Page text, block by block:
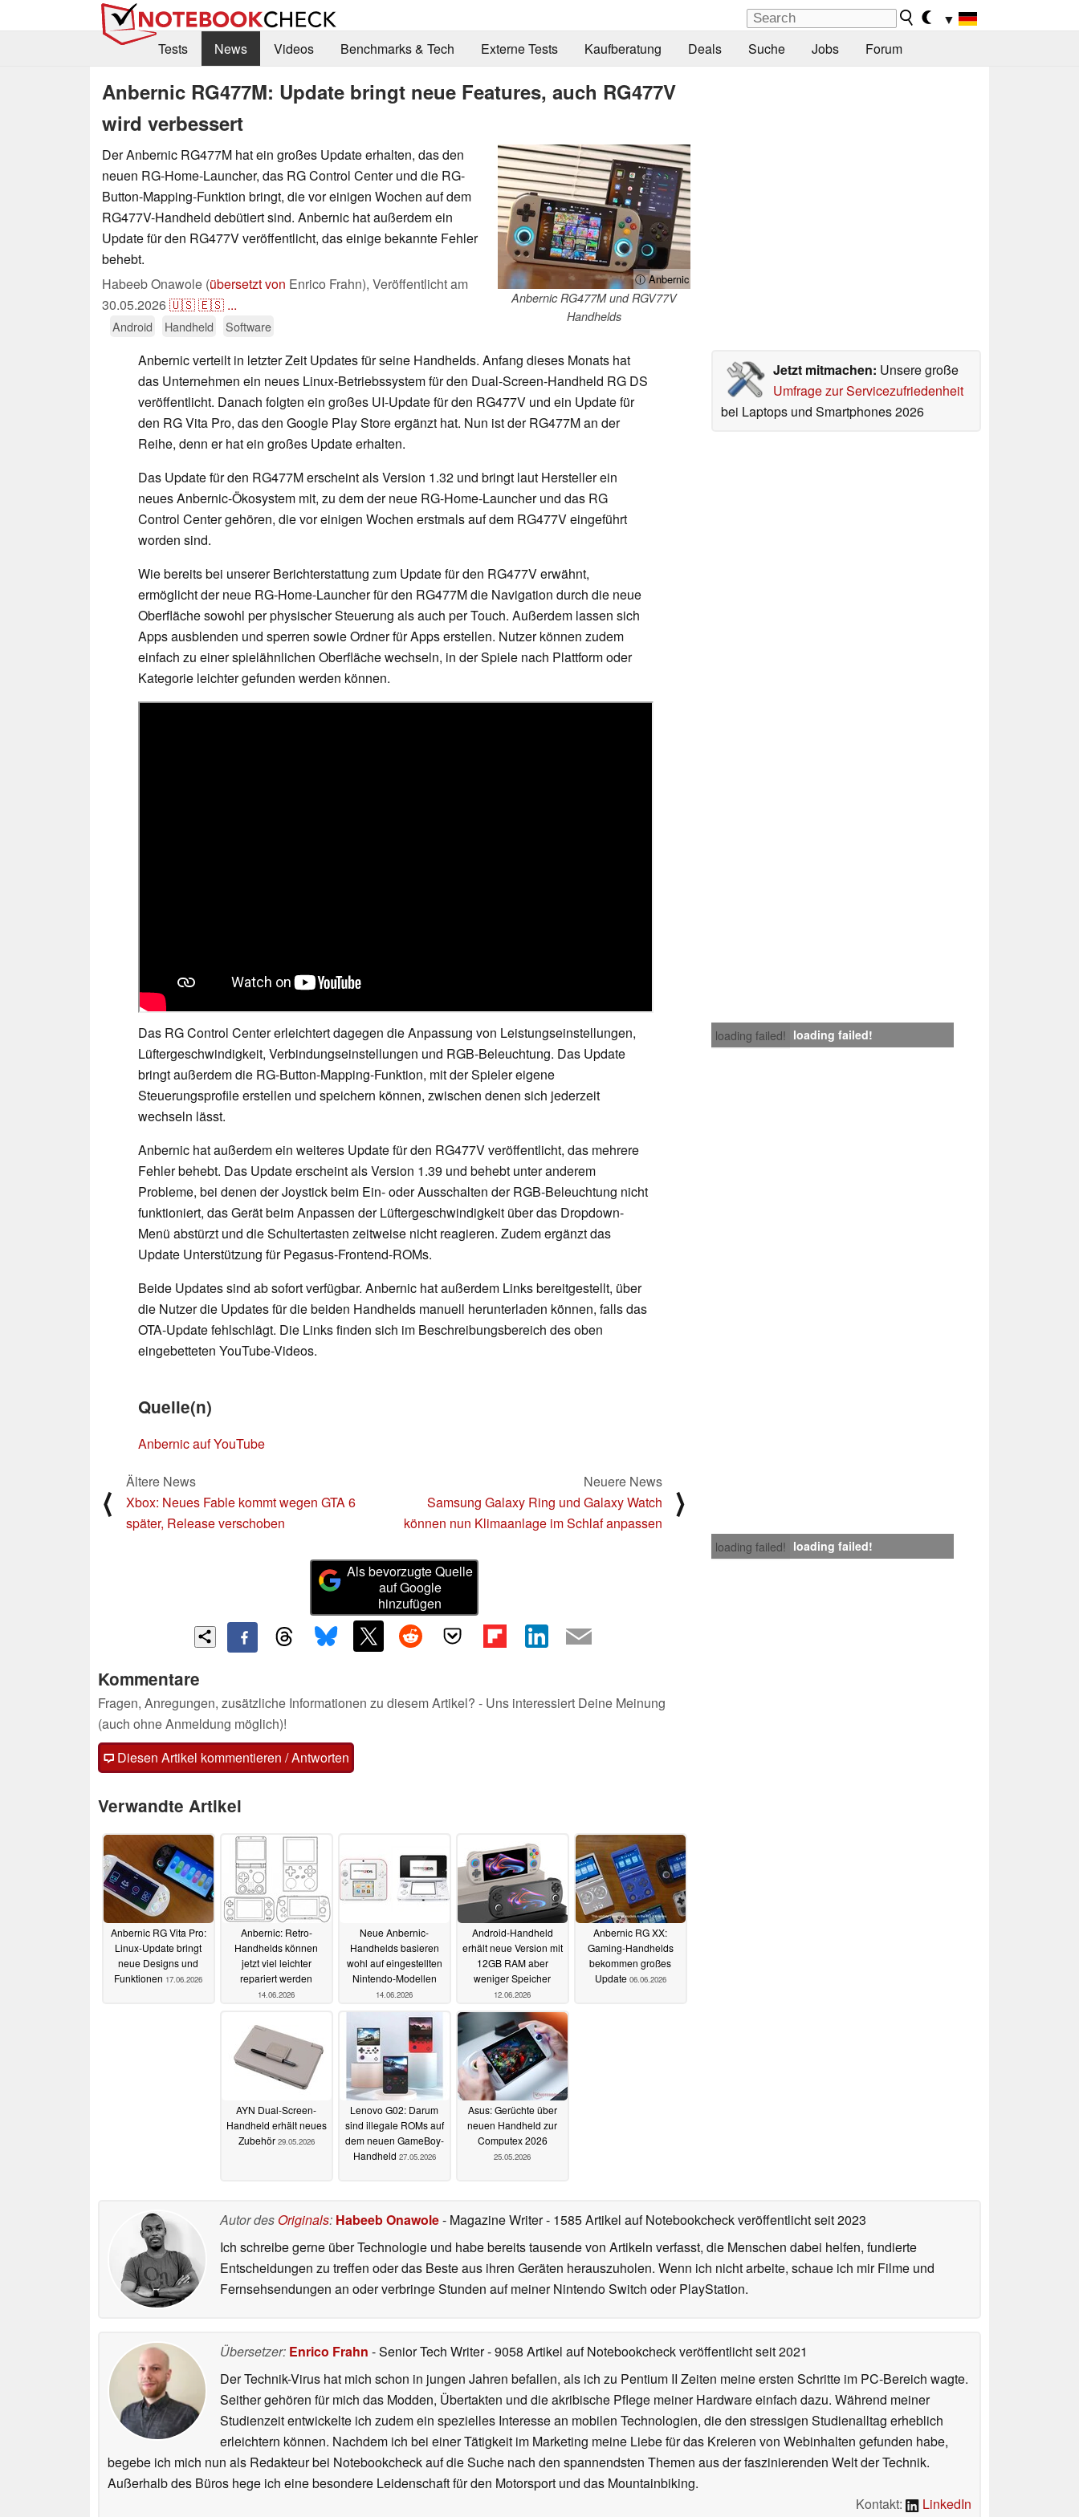
▼
Tests
News Videos Benchmarks & Tech Externe Tests Kaufberatung Deals Suche Jobs Forum
Anbernic RG477M: Update bringt neue Features, auch RG477V
wird verbessert
ⓘ Anbernic
Anbernic RG477M und RGV77V
Handhelds
Der Anbernic RG477M hat ein großes Update erhalten, das den
neuen RG-Home-Launcher, das RG Control Center und die RG-
Button-Mapping-Funktion bringt, die vor einigen Wochen auf dem
RG477V-Handheld debütiert sind. Anbernic hat außerdem ein
Update für den RG477V veröffentlicht, das einige bekannte Fehler
behebt.
Habeeb Onawole (übersetzt von Enrico Frahn), Veröffentlicht am
30.05.2026🇺🇸🇪🇸 ...
Android Handheld Software
Jetzt mitmachen: Unsere große
Umfrage zur Servicezufriedenheit
bei Laptops und Smartphones 2026
Anbernic verteilt in letzter Zeit Updates für seine Handhelds. Anfang dieses Monats hat
das Unternehmen ein neues Linux-Betriebssystem für den Dual-Screen-Handheld RG DS
veröffentlicht. Danach folgten ein großes UI-Update für den RG477V und ein Update für
den RG Vita Pro, das den Google Play Store ergänzt hat. Nun ist der RG477M an der
Reihe, denn er hat ein großes Update erhalten.
Das Update für den RG477M erscheint als Version 1.32 und bringt laut Hersteller ein
neues Anbernic-Ökosystem mit, zu dem der neue RG-Home-Launcher und das RG
Control Center gehören, die vor einigen Wochen erstmals auf dem RG477V eingeführt
worden sind.
Wie bereits bei unserer Berichterstattung zum Update für den RG477V erwähnt,
ermöglicht der neue RG-Home-Launcher für den RG477M die Navigation durch die neue
Oberfläche sowohl per physischer Steuerung als auch per Touch. Außerdem lassen sich
Apps ausblenden und sperren sowie Ordner für Apps erstellen. Nutzer können zudem
einfach zu einer spielähnlichen Oberfläche wechseln, in der Spiele nach Plattform oder
Kategorie leichter gefunden werden können.
loading failed! loading failed!
Das RG Control Center erleichtert dagegen die Anpassung von Leistungseinstellungen,
Lüftergeschwindigkeit, Verbindungseinstellungen und RGB-Beleuchtung. Das Update
bringt außerdem die RG-Button-Mapping-Funktion, mit der Spieler eigene
Steuerungsprofile erstellen und speichern können, zwischen denen sich jederzeit
wechseln lässt.
Anbernic hat außerdem ein weiteres Update für den RG477V veröffentlicht, das mehrere
Fehler behebt. Das Update erscheint als Version 1.39 und behebt unter anderem
Probleme, bei denen der Joystick beim Ein- oder Ausschalten der RGB-Beleuchtung nicht
funktioniert, das Gerät beim Anpassen der Lüftergeschwindigkeit über das Dropdown-
Menü abstürzt und die Schultertasten zeitweise nicht reagieren. Zudem ergänzt das
Update Unterstützung für Pegasus-Frontend-ROMs.
Beide Updates sind ab sofort verfügbar. Anbernic hat außerdem Links bereitgestellt, über
die Nutzer die Updates für die beiden Handhelds manuell herunterladen können, falls das
OTA-Update fehlschlägt. Die Links finden sich im Beschreibungsbereich des oben
eingebetteten YouTube-Videos.
Quelle(n)
Anbernic auf YouTube
⟨
Ältere News
Xbox: Neues Fable kommt wegen GTA 6
später, Release verschoben
Neuere News
Samsung Galaxy Ring und Galaxy Watch
können nun Klimaanlage im Schlaf anpassen
⟩
loading failed! loading failed!
Als bevorzugte Quelle
auf Google
hinzufügen
Kommentare
Fragen, Anregungen, zusätzliche Informationen zu diesem Artikel? - Uns interessiert Deine Meinung
(auch ohne Anmeldung möglich)!
Diesen Artikel kommentieren / Antworten
Verwandte Artikel
Anbernic RG Vita Pro:
Linux-Update bringt
neue Designs und
Funktionen 17.06.2026
Anbernic: Retro-
Handhelds können
jetzt viel leichter
repariert werden
14.06.2026
Neue Anbernic-
Handhelds basieren
wohl auf eingestellten
Nintendo-Modellen
14.06.2026
Android-Handheld
erhält neue Version mit
12GB RAM aber
weniger Speicher
12.06.2026
Anbernic RG XX:
Gaming-Handhelds
bekommen großes
Update 06.06.2026
AYN Dual-Screen-
Handheld erhält neues
Zubehör 29.05.2026
Lenovo G02: Darum
sind illegale ROMs auf
dem neuen GameBoy-
Handheld 27.05.2026
Asus: Gerüchte über
neuen Handheld zur
Computex 2026
25.05.2026
Autor des Originals: Habeeb Onawole- Magazine Writer- 1585 Artikel auf Notebookcheck veröffentlichtseit 2023
Ich schreibe gerne über Technologie und habe bereits tausende von Artikeln verfasst, die Menschen dabei helfen, fundierte
Entscheidungen zu treffen oder das Beste aus ihren Geräten herauszuholen. Wenn ich nicht arbeite, schaue ich mir Filme und
Fernsehsendungen an oder verbringe Stunden auf meiner Nintendo Switch oder PlayStation.
Übersetzer: Enrico Frahn - Senior Tech Writer- 9058 Artikel auf Notebookcheck veröffentlichtseit 2021
Der Technik-Virus hat mich schon in jungen Jahren befallen, als ich zu Pentium II Zeiten meine ersten Schritte im PC-Bereich wagte.
Seither gehören für mich das Modden, Übertakten und die akribische Pflege meiner Hardware einfach dazu. Während meiner
Studienzeit entwickelte ich zudem ein spezielles Interesse an mobilen Technologien, die den stressigen Studienalltag erheblich
erleichtern können. Nachdem ich bei einer Tätigkeit im Marketing meine Liebe für das Kreieren von Webinhalten gefunden habe,
begebe ich mich nun als Redakteur bei Notebookcheck auf die Suche nach den spannendsten Themen aus der faszinierenden Welt der Technik.
Außerhalb des Büros hege ich eine besondere Leidenschaft für den Motorsport und das Mountainbiking.
Kontakt:
LinkedIn